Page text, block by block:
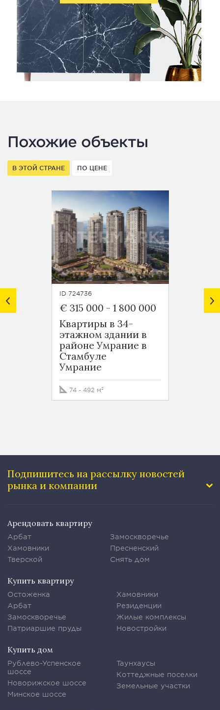
Похожие объекты
В ЭТОЙ СТРАНЕ ПО ЦЕНЕ
ID 724736
€ 315 000 - 1 800 000
Квартиры в 34-
этажном здании в
районе Умрание в
Стамбуле
Умрание
74 - 492 м²
€
Подпишитесь на рассылку новостей
рынка и компании
Арендовать квартиру
Арбат
Хамовники
Тверской
Замоскворечье
Пресненский
Снять дом
Купить квартиру
Остоженка
Арбат
Замоскворечье
Патриаршие пруды
Хамовники
Резиденции
Жилые комплексы
Новостройки
Купить дом
Рублево-Успенское
шоссе
Новорижское шоссе
Минское шоссе
Таунхаусы
Коттеджные поселки
Земельные участки